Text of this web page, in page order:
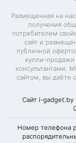
Вибрация
Сменный
Длина
Ширина
Толщина
Светлана
Моя
новый,
Размещенная на
получения
потребителем
сайт и
публичной
купли-продажи
консультантами.
сайтом, вы даёте
Сайт i-gadget.by
Номер телефона